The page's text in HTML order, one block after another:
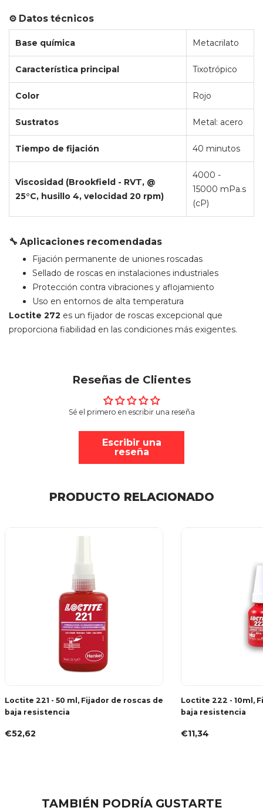
⚙️ Datos técnicos
Base química Metacrilato
Característica principal Tixotrópico
Color Rojo
Sustratos Metal: acero
Tiempo de fijación 40 minutos
Viscosidad (Brookfield - RVT, @
25°C, husillo 4, velocidad 20 rpm)
4000 -
15000 mPa.s
(cP)
🔧 Aplicaciones recomendadas
Fijación permanente de uniones roscadas
Sellado de roscas en instalaciones industriales
Protección contra vibraciones y aflojamiento
Uso en entornos de alta temperatura
Loctite 272 es un fijador de roscas excepcional que
proporciona fiabilidad en las condiciones más exigentes.
Reseñas de Clientes
Sé el primero en escribir una reseña
Escribir una
reseña
PRODUCTO RELACIONADO
Loctite 221 - 50 ml, Fijador de roscas de
baja resistencia
€52,62
Loctite 222 - 10ml,
baja resistencia
€11,34
TAMBIÉN PODRÍA GUSTARTE